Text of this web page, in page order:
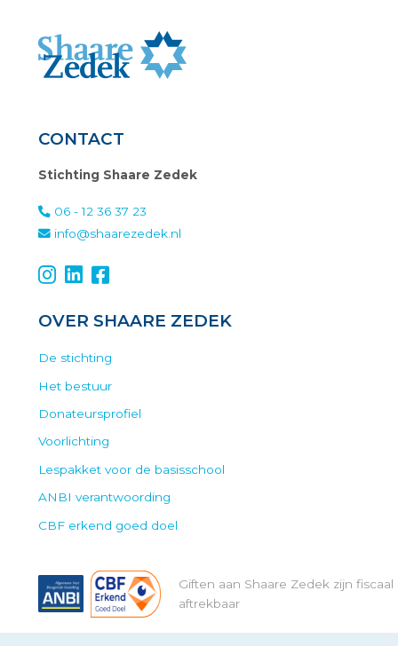
CONTACT
Stichting Shaare Zedek
06 - 12 36 37 23
info@shaarezedek.nl
OVER SHAARE ZEDEK
De stichting
Het bestuur
Donateursprofiel
Voorlichting
Lespakket voor de basisschool
ANBI verantwoording
CBF erkend goed doel
Giften aan Shaare Zedek zijn fiscaal
aftrekbaar